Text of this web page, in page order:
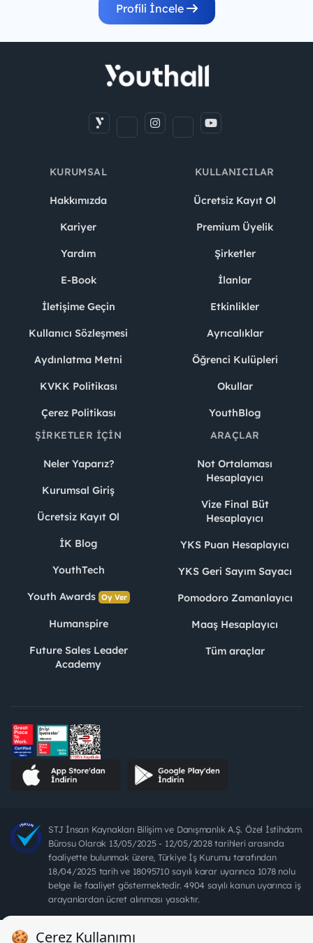
Profili İncele
KURUMSAL
Hakkımızda
Kariyer
Yardım
E-Book
İletişime Geçin
Kullanıcı Sözleşmesi
Aydınlatma Metni
KVKK Politikası
Çerez Politikası
KULLANICILAR
Ücretsiz Kayıt Ol
Premium Üyelik
Şirketler
İlanlar
Etkinlikler
Ayrıcalıklar
Öğrenci Kulüpleri
Okullar
YouthBlog
ŞIRKETLER İÇIN
Neler Yaparız?
Kurumsal Giriş
Ücretsiz Kayıt Ol
İK Blog
YouthTech
Youth Awards Oy Ver
Humanspire
Future Sales Leader
Academy
ARAÇLAR
Not Ortalaması
Hesaplayıcı
Vize Final Büt
Hesaplayıcı
YKS Puan Hesaplayıcı
YKS Geri Sayım Sayacı
Pomodoro Zamanlayıcı
Maaş Hesaplayıcı
Tüm araçlar
STJ İnsan Kaynakları Bilişim ve Danışmanlık A.Ş. Özel İstihdam
Bürosu Olarak 13/05/2025 - 12/05/2028 tarihleri arasında
faaliyette bulunmak üzere, Türkiye İş Kurumu tarafından
18/04/2025 tarih ve 18095710 sayılı karar uyarınca 1078 nolu
belge ile faaliyet göstermektedir. 4904 sayılı kanun uyarınca iş
arayanlardan ücret alınması yasaktır.